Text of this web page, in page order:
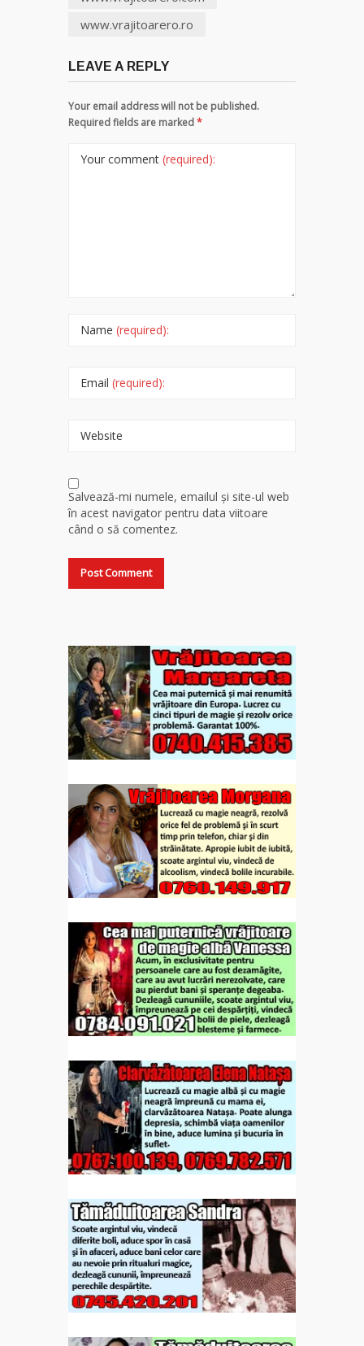
www.vrajitoarero.ro
LEAVE A REPLY
Your email address will not be published.
Required fields are marked*
Your comment (required):
Name (required):
Email (required):
Website
Salvează-mi numele, emailul și site-ul web
în acest navigator pentru data viitoare
când o să comentez.